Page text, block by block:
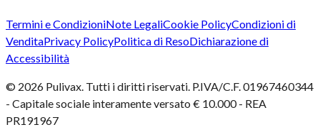
Termini e CondizioniNote LegaliCookie PolicyCondizioni di
VenditaPrivacy PolicyPolitica di ResoDichiarazione di
Accessibilità
© 2026 Pulivax. Tutti i diritti riservati. P.IVA/C.F. 01967460344
- Capitale sociale interamente versato € 10.000 - REA
PR191967